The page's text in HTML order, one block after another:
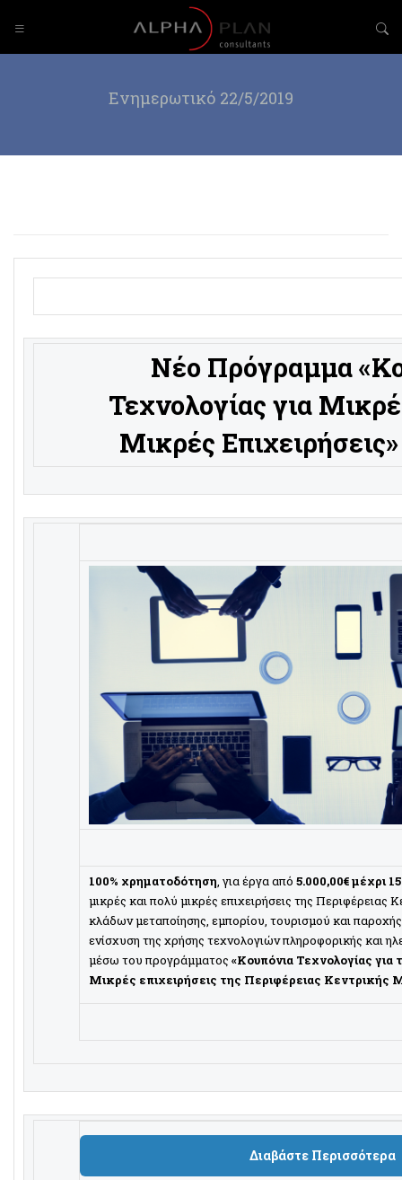
Ενημερωτικό 22/5/2019
Νέο Πρόγραμμα
Τεχνολογίας για
Μικρές
100% χρηματοδότηση, για έργα από 5.000,00€ μέχρι
μικρές και πολύ μικρές επιχειρήσεις της
κλάδων μεταποίησης, εμπορίου, τουρισμού και
ενίσχυση της χρήσης τεχνολογιών πληροφορικής και
μέσω του προγράμματος «Κουπόνια Τεχνολογίας για
Μικρές επιχειρήσεις της Περιφέρειας Κεντρικής
Διαβάστε Περισσότερα